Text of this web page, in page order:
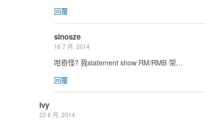
回覆
sinosze
16 7 月, 2014
咁奇怪? 我statement show RM/RMB 架…
回覆
Ivy
22 6 月, 2014